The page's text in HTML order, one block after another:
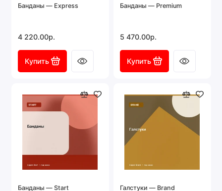
Банданы — Express
4 220.00р.
Купить
Банданы — Premium
5 470.00р.
Купить
Банданы — Start Галстуки — Brand